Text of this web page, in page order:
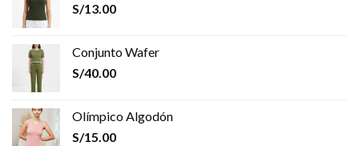
S/13.00
Conjunto Wafer
S/40.00
Olímpico Algodón
S/15.00